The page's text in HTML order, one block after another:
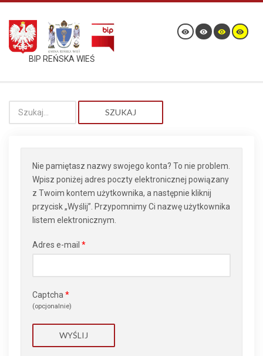
BIP REŃSKA WIEŚ
SZUKAJ
Nie pamiętasz nazwy swojego konta? To nie problem.
Wpisz poniżej adres poczty elektronicznej powiązany
z Twoim kontem użytkownika, a następnie kliknij
przycisk „Wyślij”. Przypomnimy Ci nazwę użytkownika
listem elektronicznym.
Adres e-mail *
Captcha *
(opcjonalnie)
WYŚLIJ